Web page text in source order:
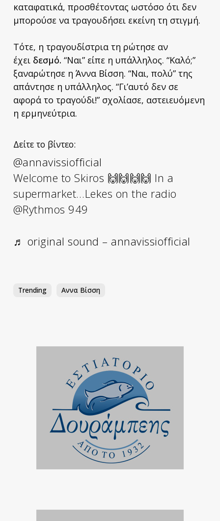
καταφατικά, προσθέτοντας ωστόσο ότι δεν
μπορούσε να τραγουδήσει εκείνη τη στιγμή.
Τότε, η τραγουδίστρια τη ρώτησε αν
έχει δεσμό. “Ναι” είπε η υπάλληλος. “Καλό;”
ξαναρώτησε η Άννα Βίσση. “Ναι, πολύ” της
απάντησε η υπάλληλος. “Γι’αυτό δεν σε
αφορά το τραγούδι!” σχολίασε, αστειευόμενη
η ερμηνεύτρια.
Δείτε το βίντεο:
@annavissiofficial
Welcome to Skiros 🙌🙌🙌🙌 In a
supermarket…Lekes on the radio
@Rythmos 949
♬ original sound – annavissiofficial
Trending Αννα Βίσση